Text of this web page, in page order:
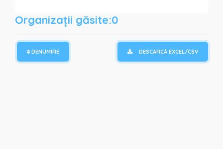
PROTECȚIA PERSOANELOR SUPUSE VIOLENȚEI (40)
SPORT, TURISM, ODIHNĂ ŞI AGREMENT (65)
SPRIJIN PENTRU FAMILII ȘI COPII (95)
SPRIJIN PERSOANELOR CU DIZABILITĂȚI (85)
Organizații găsite:0
DENUMIRE DESCARCĂ EXCEL/CSV